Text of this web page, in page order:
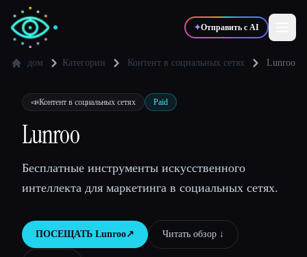
✦Отправить с AI
✍️Писатели 🎨
💻
🎓Студенты 🎬Креаторы
дом Категории Контент в социальных сетях Lunroo
📣Контент в социальных сетях Paid
Lunroo
Бесплатные инструменты искусственного
интеллекта для маркетинга в социальных сетях.
ПОСЕЩАТЬ Lunroo↗︎ Читать обзор ↓︎